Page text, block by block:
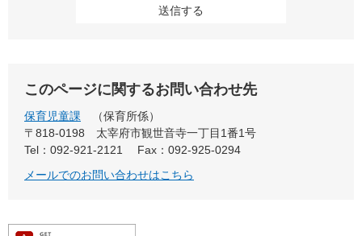
このページに関するお問い合わせ先
保育児童課
保育所係
〒818-0198
太宰府市観世音寺一丁目1番1号
Tel：092-921-2121
Fax：092-925-0294
メールでのお問い合わせはこちら